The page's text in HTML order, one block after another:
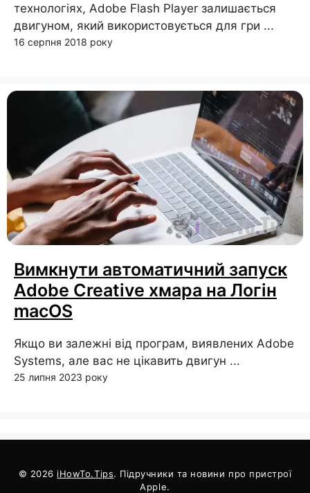
технологіях, Adobe Flash Player залишається
двигуном, який використовується для гри ...
16 серпня 2018 року
Вимкнути автоматичний запуск
Adobe Creative хмара на Логін
macOS
Якщо ви залежні від програм, виявлених Adobe
Systems, але вас не цікавить двигун ...
25 липня 2023 року
© 2026 iHowTo.Tips. Підручники та новини про пристрої
Apple.